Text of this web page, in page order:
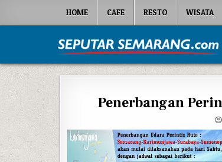
HOME CAFE RESTO WISATA
Seputar Semarang
Penerbangan